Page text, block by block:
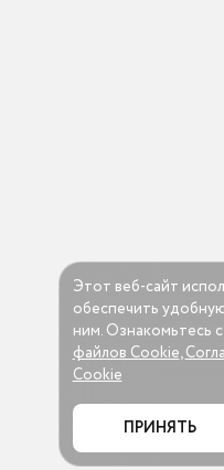
Этот веб-сайт
обеспечить
ним. Ознакомьтесь c
файлов Cookie,
Cookie
ПРИНЯТЬ